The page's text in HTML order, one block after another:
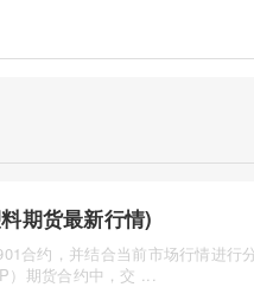
期货最新行情)
合约，并结合当前市场行情进行
）期货合约中，交 ...